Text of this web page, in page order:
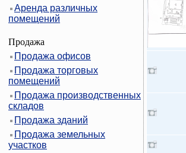
Аренда различных
помещений
Продажа
Продажа офисов
Продажа торговых
помещений
Продажа производственных
складов
Продажа зданий
Продажа земельных
участков